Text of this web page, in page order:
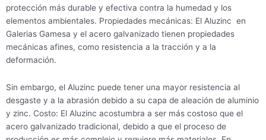
protección más durable y efectiva contra la humedad y los
elementos ambientales. Propiedades mecánicas: El Aluzinc en
Galerias Gamesa y el acero galvanizado tienen propiedades
mecánicas afines, como resistencia a la tracción y a la
deformación.
Sin embargo, el Aluzinc puede tener una mayor resistencia al
desgaste y a la abrasión debido a su capa de aleación de aluminio
y zinc. Costo: El Aluzinc acostumbra a ser más costoso que el
acero galvanizado tradicional, debido a que el proceso de